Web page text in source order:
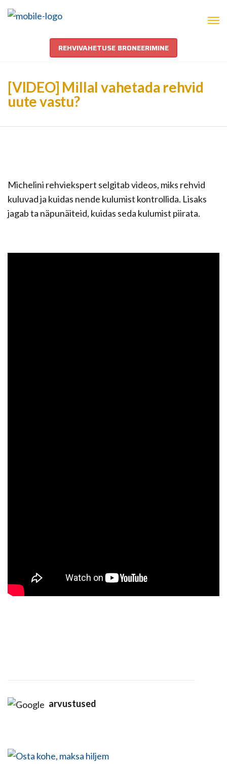
REHVIVAHETUSE BRONEERIMINE
[VIDEO] Millal vahetada rehvid
uute vastu?
Michelini rehviekspert selgitab videos, miks rehvid
kuluvad ja kuidas nende kulumist kontrollida. Lisaks
jagab ta näpunäiteid, kuidas seda kulumist piirata.
arvustused